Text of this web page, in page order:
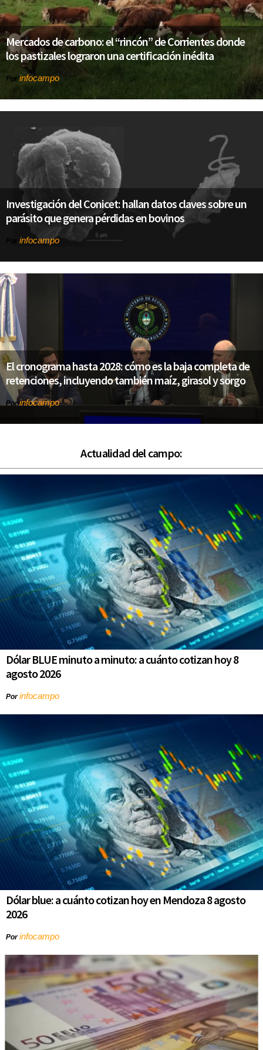
Mercados de carbono: el “rincón” de Corrientes donde
los pastizales lograron una certificación inédita
Por infocampo
Investigación del Conicet: hallan datos claves sobre un
parásito que genera pérdidas en bovinos
infocampo
El cronograma hasta 2028: cómo es la baja completa de
retenciones, incluyendo también maíz, girasol y sorgo
Porinfocampo
Actualidad del campo:
Dólar BLUE minuto a minuto: a cuánto cotizan hoy 8
agosto 2026
Porinfocampo
Dólar blue: a cuánto cotizan hoy en Mendoza 8 agosto
2026
Porinfocampo